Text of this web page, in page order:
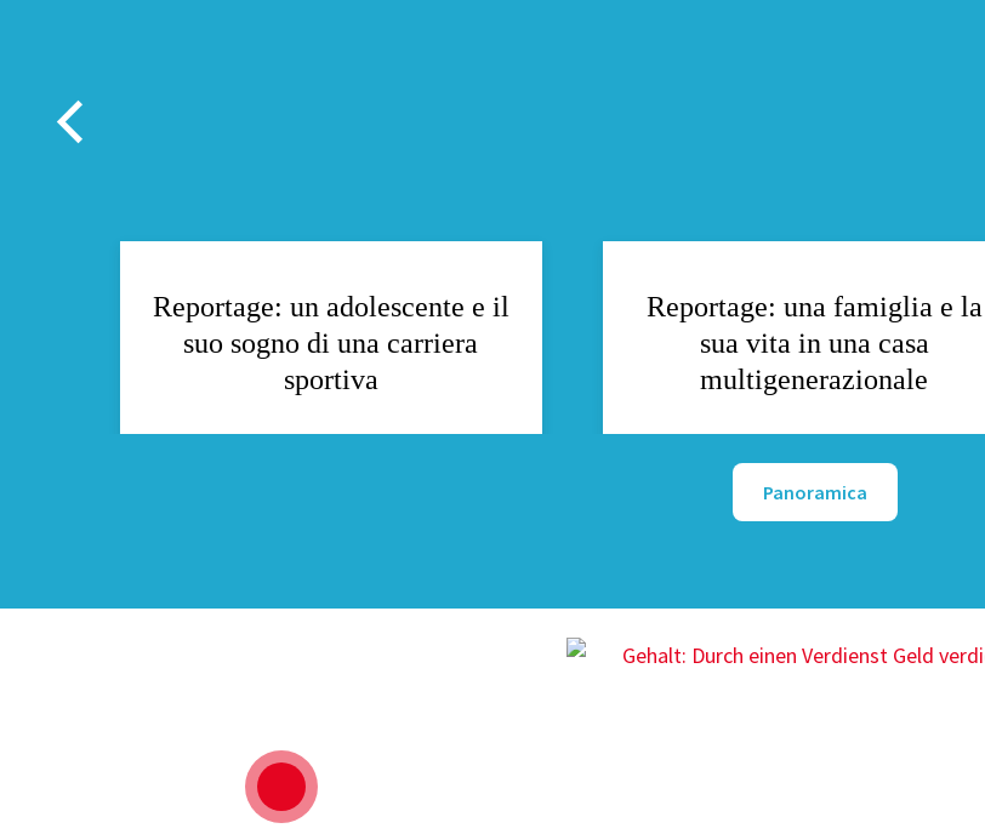
Reportage: un adolescente e il
suo sogno di una carriera
sportiva
Reportage: una famiglia e la
sua vita in una casa
multigenerazionale
Panoramica